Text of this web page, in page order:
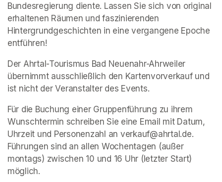
Bundesregierung diente. Lassen Sie sich von original
erhaltenen Räumen und faszinierenden
Hintergrundgeschichten in eine vergangene Epoche
entführen!
Der Ahrtal-Tourismus Bad Neuenahr-Ahrweiler
übernimmt ausschließlich den Kartenvorverkauf und
ist nicht der Veranstalter des Events.
Für die Buchung einer Gruppenführung zu ihrem
Wunschtermin schreiben Sie eine Email mit Datum,
Uhrzeit und Personenzahl an verkauf@ahrtal.de.
Führungen sind an allen Wochentagen (außer
montags) zwischen 10 und 16 Uhr (letzter Start)
möglich.